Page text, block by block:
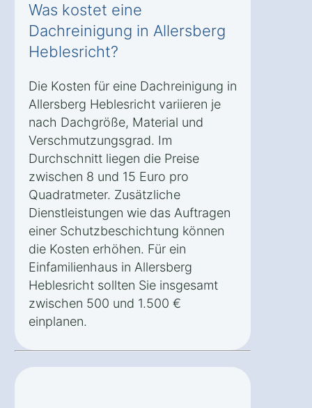
Was kostet eine
Dachreinigung in Allersberg
Heblesricht?
Die Kosten für eine Dachreinigung in
Allersberg Heblesricht variieren je
nach Dachgröße, Material und
Verschmutzungsgrad. Im
Durchschnitt liegen die Preise
zwischen 8 und 15 Euro pro
Quadratmeter. Zusätzliche
Dienstleistungen wie das Auftragen
einer Schutzbeschichtung können
die Kosten erhöhen. Für ein
Einfamilienhaus in Allersberg
Heblesricht sollten Sie insgesamt
zwischen 500 und 1.500 €
einplanen.